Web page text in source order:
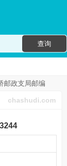
查询
邮政支局邮编
chashudi.com